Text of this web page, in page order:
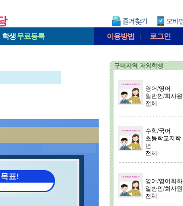
학생무료등록 이용방법 | 로그인
어회화/중국어
/과학
표!
구미지역 과외학생
영어/영어
일반인/회사원
전체
수학/국어
초등학교저학
년
전체
영어/영어회화
일반인/회사원
전체